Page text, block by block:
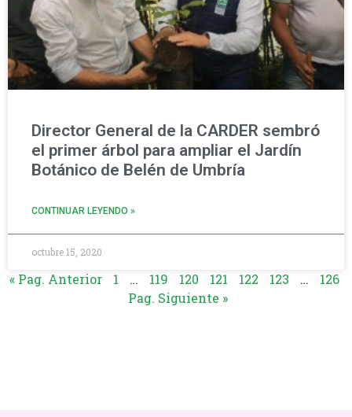
Director General de la CARDER sembró
el primer árbol para ampliar el Jardín
Botánico de Belén de Umbría
CONTINUAR LEYENDO »
octubre 15, 2020
« Pag. Anterior 1 … 119 120 121 122 123 …
126
Pag. Siguiente »